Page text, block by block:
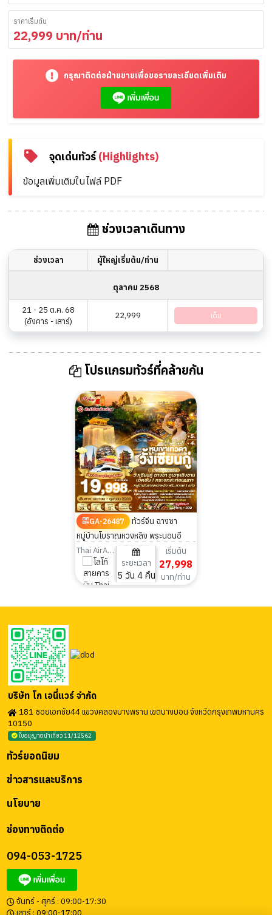
ราคาเริ่มต้น
22,999 บาท/ท่าน
กรุณาติดต่อฝ่ายขายเพื่อขอรายละเอียดเพิ่มเติม
จุดเด่นทัวร์(Highlights)
ข้อมูลเพิ่มเติมในไฟล์ PDF
ช่วงเวลาเดินทาง
ช่วงเวลา ผู้ใหญ่เริ่มต้น/ท่าน
ตุลาคม 2568
21 - 25 ต.ค. 68
(อังคาร - เสาร์)
22,999 เต็ม
โปรแกรมทัวร์ที่คล้ายกัน
GA-26487
ทัวร์จีน ฉางซา
หมู่บ้านโบราณหวงหลิง พระนอนอี
หยาง หุบเขาเทวดาวั้งเซียนกู่ 5 วัน 4
คืน
Thai AirAsia
ระยะเวลา
5 วัน 4 คืน
เริ่มต้น
27,998
บาท/ท่าน
บริษัท โก เอนี่แวร์ จำกัด
181 ซอยเอกชัย44 แขวงคลองบางพราน เขตบางบอน จังหวัดกรุงเทพมหานคร
10150
ใบอนุญาตนำเที่ยว 11/12562
ช่องทางติดต่อ
094-053-1725
จันทร์ - ศุกร์ : 09:00-17:30
นโยบาย
ข่าวสารและบริการ
ทัวร์ยอดนิยม